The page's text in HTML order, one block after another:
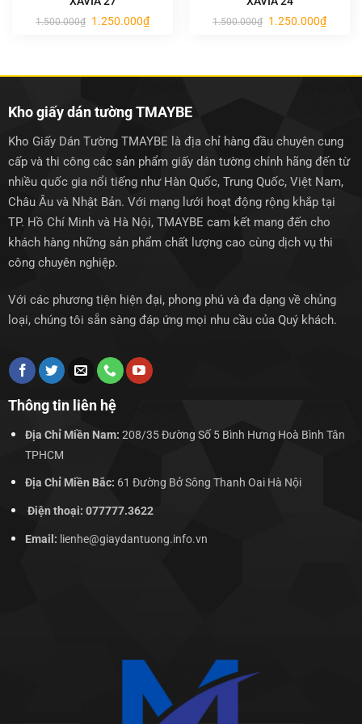
1.500.000₫ Giá
1.250.000₫Giá
hiện
1.500.000₫ Giá
1.250.000₫Giá
hiện
Kho giấy dán tường TMAYBE
Kho Giấy Dán Tường TMAYBE là địa chỉ hàng đầu chuyên cung
cấp và thi công các sản phẩm giấy dán tường chính hãng đến từ
nhiều quốc gia nổi tiếng như Hàn Quốc, Trung Quốc, Việt Nam,
Châu Âu và Nhật Bản. Với mạng lưới hoạt động rộng khắp tại
TP. Hồ Chí Minh và Hà Nội, TMAYBE cam kết mang đến cho
khách hàng những sản phẩm chất lượng cao cùng dịch vụ thi
công chuyên nghiệp.
Với các phương tiện hiện đại, phong phú và đa dạng về chủng
loại, chúng tôi sẵn sàng đáp ứng mọi nhu cầu của Quý khách.
Thông tin liên hệ
Địa Chỉ Miền Nam: 208/35 Đường Số 5 Bình Hưng Hoà Bình Tân
TPHCM
Địa Chỉ Miền Bắc: 61 Đường Bở Sông Thanh Oai Hà Nội
Điện thoại: 077777.3622
Email: lienhe@giaydantuong.info.vn